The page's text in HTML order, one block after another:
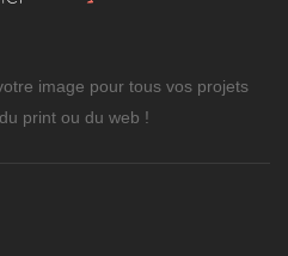
image pour tous vos projets
print ou du web !